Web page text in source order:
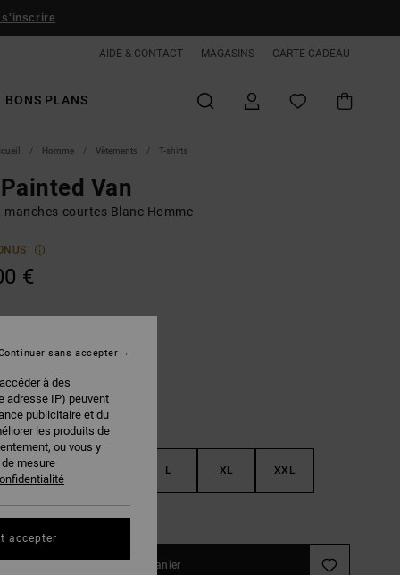
s'inscrire
AIDE & CONTACT MAGASINS CARTE CADEAU
BONS PLANS
Homme Vêtements T-shirts
Van
manches courtes Blanc Homme
€
S L XL XXL
Ajouter au panier
à des
adresse IP) peuvent
publicitaire et du
les produits de
ou vous y
mesure
sans accepter
accepter